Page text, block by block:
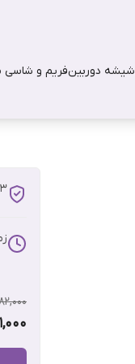
شیشه دوربینفریم و شاسی
3 ماه گارانتی تعویض الکامپ